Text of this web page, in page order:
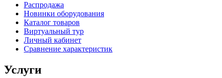
Распродажа
Новинки оборудования
Каталог товаров
Виртуальный тур
Личный кабинет
Сравнение характеристик
Услуги